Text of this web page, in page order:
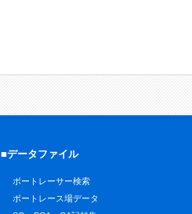
■データファイル
ボートレーサー検索
ボートレース場データ